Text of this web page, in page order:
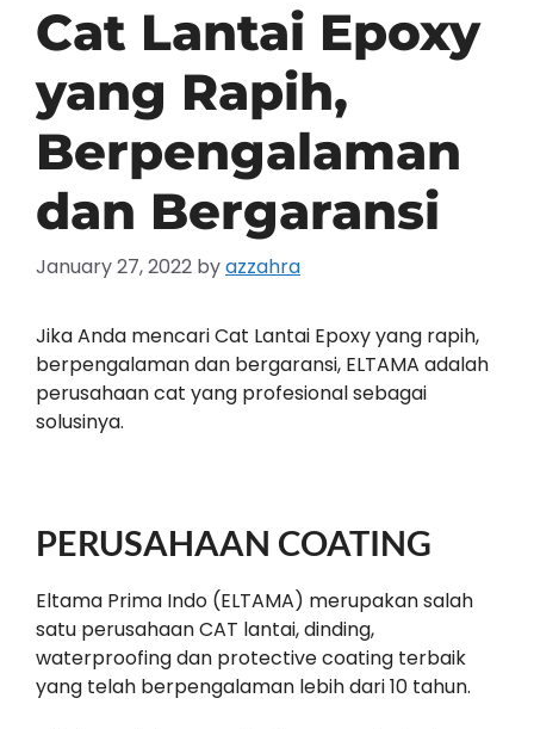
Cat Lantai Epoxy
yang Rapih,
Berpengalaman
dan Bergaransi
January 27, 2022 byazzahra
Jika Anda mencari Cat Lantai Epoxy yang rapih,
berpengalaman dan bergaransi, ELTAMA adalah
perusahaan cat yang profesional sebagai
solusinya.
PERUSAHAAN COATING
Eltama Prima Indo (ELTAMA) merupakan salah
satu perusahaan CAT lantai, dinding,
waterproofing dan protective coating terbaik
yang telah berpengalaman lebih dari 10 tahun.